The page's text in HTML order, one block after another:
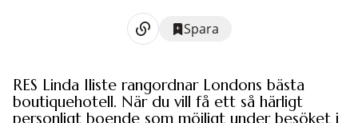
Spara
RES Linda Iliste rangordnar Londons bästa
boutiquehotell. När du vill få ett så härligt
personligt boende som möjligt under besöket i